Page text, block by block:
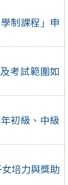
制課程」申
考試範圍如
初級、中級
培力與獎助